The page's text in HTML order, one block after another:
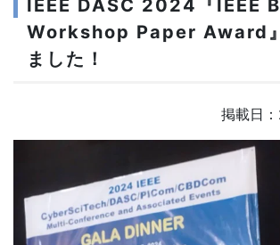
IEEE DASC 2024『IEEE
Workshop Paper Award
ました！
掲載日